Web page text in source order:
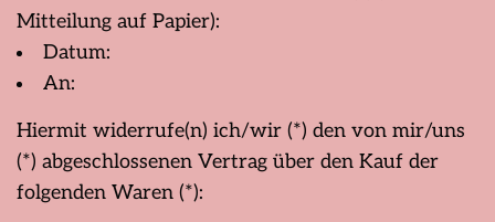
Mitteilung auf Papier):
Datum:
An:
Hiermit widerrufe(n) ich/wir (*) den von mir/uns
(*) abgeschlossenen Vertrag über den Kauf der
folgenden Waren (*):